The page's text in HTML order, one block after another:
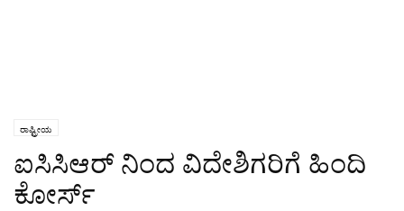
ರಾಷ್ಟ್ರೀಯ
ಐಸಿಸಿಆರ್ ನಿಂದ ವಿದೇಶಿಗರಿಗೆ ಹಿಂದಿ
ಕೋರ್ಸ್